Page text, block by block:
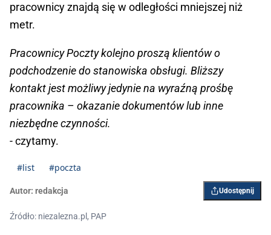
pracownicy znajdą się w odległości mniejszej niż
metr.
Pracownicy Poczty kolejno proszą klientów o
podchodzenie do stanowiska obsługi. Bliższy
kontakt jest możliwy jedynie na wyraźną prośbę
pracownika – okazanie dokumentów lub inne
niezbędne czynności.
- czytamy.
#list #poczta
Autor: redakcja Udostępnij
Źródło: niezalezna.pl, PAP